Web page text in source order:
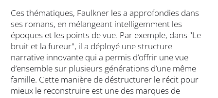
Ces thématiques, Faulkner les a approfondies dans
ses romans, en mélangeant intelligemment les
époques et les points de vue. Par exemple, dans "Le
bruit et la fureur", il a déployé une structure
narrative innovante qui a permis d’offrir une vue
d’ensemble sur plusieurs générations d’une même
famille. Cette manière de déstructurer le récit pour
mieux le reconstruire est une des marques de